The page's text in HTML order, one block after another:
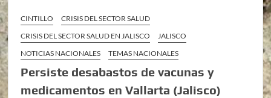
CINTILLO
CRISIS DEL SECTOR SALUD
CRISIS DEL SECTOR SALUD EN JALISCO
JALISCO
NOTICIAS NACIONALES
TEMAS NACIONALES
Persiste desabastos de vacunas y
medicamentos en Vallarta (Jalisco)